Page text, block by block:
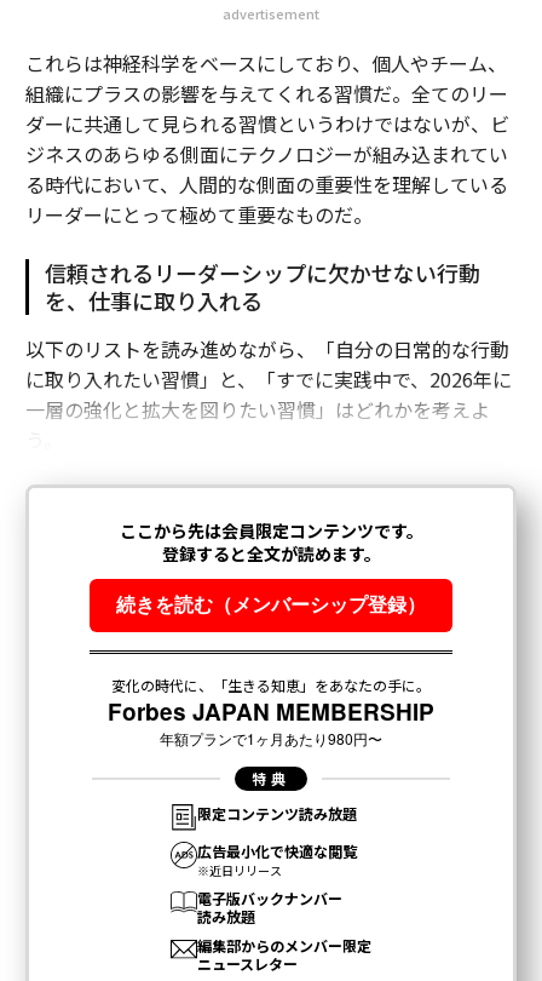
advertisement
これらは神経科学をベースにしており、個人やチーム、
組織にプラスの影響を与えてくれる習慣だ。全てのリー
ダーに共通して見られる習慣というわけではないが、ビ
ジネスのあらゆる側面にテクノロジーが組み込まれてい
る時代において、人間的な側面の重要性を理解している
リーダーにとって極めて重要なものだ。
信頼されるリーダーシップに欠かせない行動
を、仕事に取り入れる
以下のリストを読み進めながら、「自分の日常的な行動
に取り入れたい習慣」と、「すでに実践中で、2026年に
一層の強化と拡大を図りたい習慣」はどれかを考えよ